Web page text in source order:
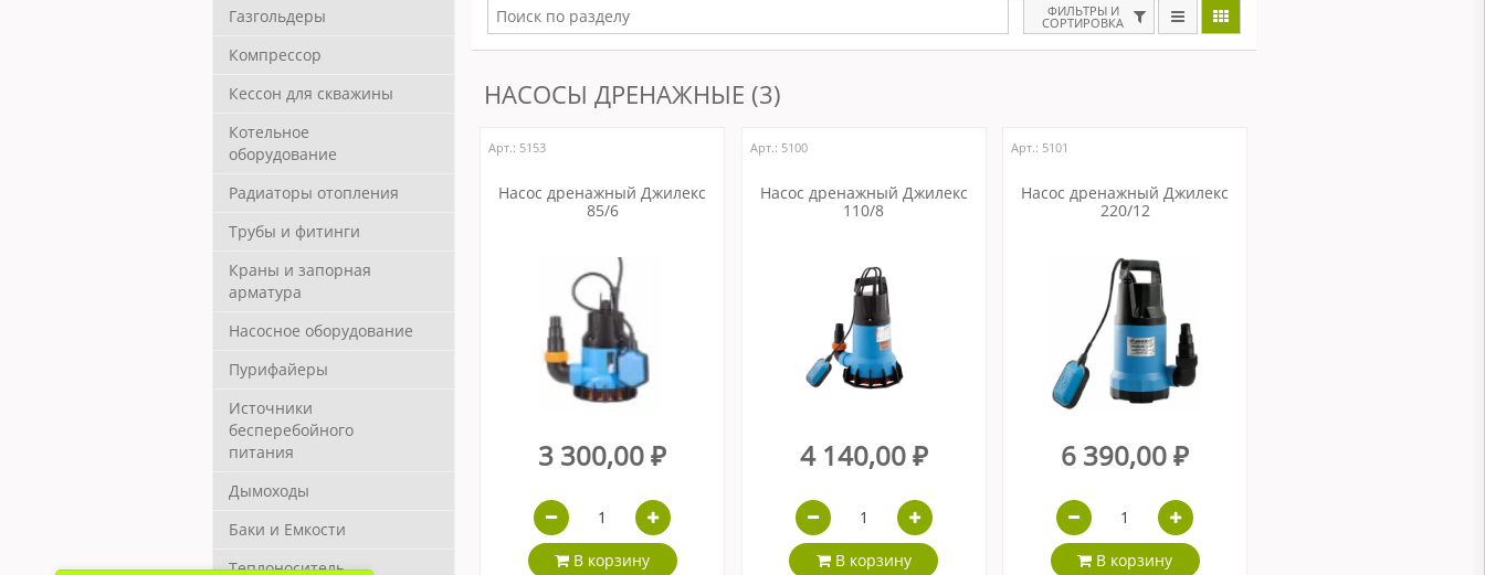
Газгольдеры
Компрессор
Кессон для скважины
Котельное
оборудование
Радиаторы отопления
Трубы и фитинги
Краны и запорная
арматура
Насосное оборудование
Пурифайеры
Источники
бесперебойного
питания
Дымоходы
Баки и Емкости
Теплоноситель
ФИЛЬТРЫ И
СОРТИРОВКА
НАСОСЫ ДРЕНАЖНЫЕ (3)
Арт.: 5153
Насос дренажный Джилекс
85/6
3 300,00 ₽
В корзину
Арт.: 5100
Насос дренажный Джилекс
110/8
4 140,00 ₽
В корзину
Арт.: 5101
Насос дренажный Джилекс
220/12
6 390,00 ₽
В корзину